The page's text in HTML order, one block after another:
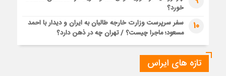
خورد؟
10
سفر سرپرست وزارت خارجه طالبان به ایران و دیدار با احمد
مسعود؛ ماجرا چیست؟ / تهران چه در ذهن دارد؟
تازه های ایراس